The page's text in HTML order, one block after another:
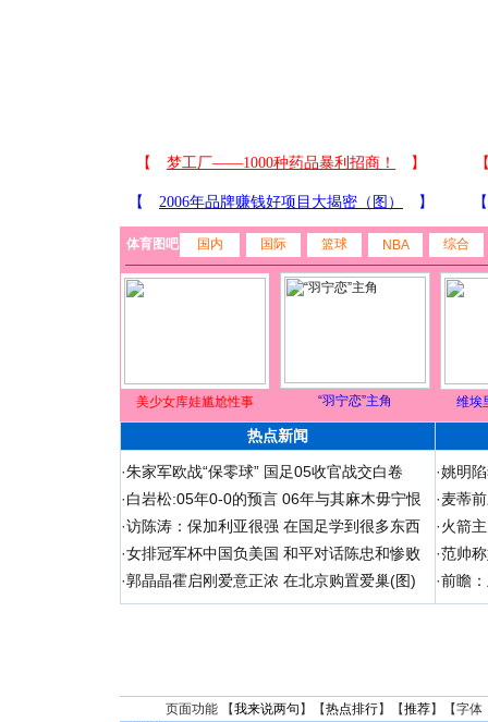
体育图吧 国内 国际 篮球 NBA 综合
美少女库娃尴尬性事 “羽宁恋”主角 维埃
热点新闻
·朱家军欧战“保零球” 国足05收官战交白卷
·白岩松:05年0-0的预言 06年与其麻木毋宁恨
·访陈涛：保加利亚很强 在国足学到很多东西
·女排冠军杯中国负美国 和平对话陈忠和惨败
·郭晶晶霍启刚爱意正浓 在北京购置爱巢(图)
·姚明
·麦蒂
·火箭
·范帅
·前瞻
页面功能 【我来说两句 】【热点排行】【推荐】【字体